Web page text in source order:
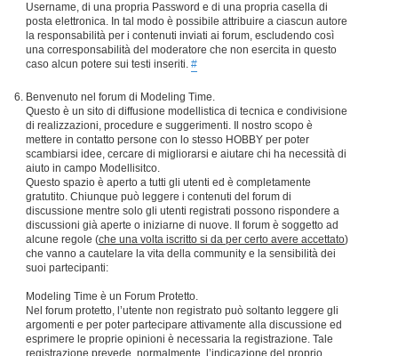
Username, di una propria Password e di una propria casella di
posta elettronica. In tal modo è possibile attribuire a ciascun autore
la responsabilità per i contenuti inviati ai forum, escludendo così
una corresponsabilità del moderatore che non esercita in questo
caso alcun potere sui testi inseriti. #
Benvenuto nel forum di Modeling Time.
Questo è un sito di diffusione modellistica di tecnica e condivisione
di realizzazioni, procedure e suggerimenti. Il nostro scopo è
mettere in contatto persone con lo stesso HOBBY per poter
scambiarsi idee, cercare di migliorarsi e aiutare chi ha necessità di
aiuto in campo Modellisitco.
Questo spazio è aperto a tutti gli utenti ed è completamente
gratutito. Chiunque può leggere i contenuti del forum di
discussione mentre solo gli utenti registrati possono rispondere a
discussioni già aperte o iniziarne di nuove. Il forum è soggetto ad
alcune regole (che una volta iscritto si da per certo avere accettato)
che vanno a cautelare la vita della community e la sensibilità dei
suoi partecipanti:
Modeling Time è un Forum Protetto.
Nel forum protetto, l’utente non registrato può soltanto leggere gli
argomenti e per poter partecipare attivamente alla discussione ed
esprimere le proprie opinioni è necessaria la registrazione. Tale
registrazione prevede, normalmente, l’indicazione del proprio